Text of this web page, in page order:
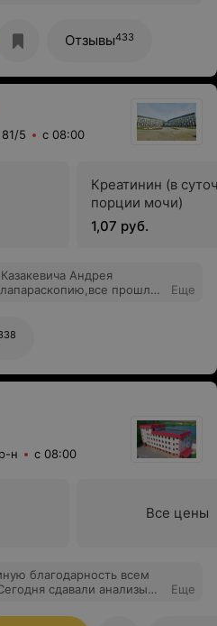
сделали процесс
Вас от
будет крепким, а
Отзывы433
5 с 08:00
Креатинин (в
порции мочи)
1,07 руб.
Андрея
прошло
вставать).
персоналу
такой заботы, доброты
увидеть. Палаты
идеальная для
а санаторий.
Еще
н с 08:00
Все цены
благодарность всем
сдавали анализы
Еще